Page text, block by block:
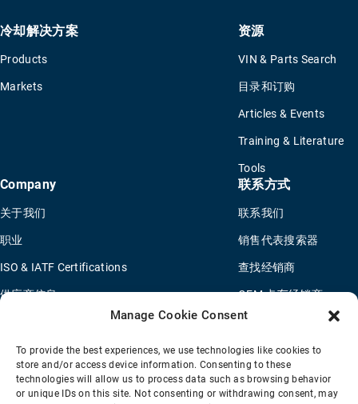
Manage Cookie Consent
To provide the best experiences, we use technologies like cookies to
store and/or access device information. Consenting to these
technologies will allow us to process data such as browsing behavior
or unique IDs on this site. Not consenting or withdrawing consent, may
冷却解决方案
Products
Markets
资源
VIN & Parts Search
目录和订购
Articles & Events
Training & Literature
Tools
Company
关于我们
职业
ISO & IATF Certifications
供应商信息
Environmental Policy
Legal Notice
联系方式
联系我们
销售代表搜索器
查找经销商
OEM 卡车经销商
新申请问卷